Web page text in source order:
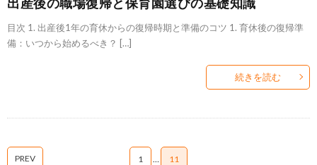
目次 1. 出産後1年の育休からの復帰時期と準備のコツ 1. 育休後の復帰準
備：いつから始めるべき？ […]
続きを読む
PREV 1 11